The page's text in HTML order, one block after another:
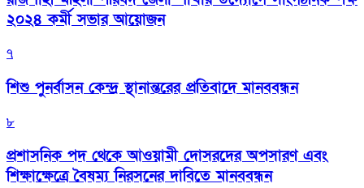
২০২৪ কর্মী সভার আয়োজন
৭
শিশু পুনর্বাসন কেন্দ্র স্থানান্তরের প্রতিবাদে মানববন্ধন
৮
প্রশাসনিক পদ থেকে আওয়ামী দোসরদের অপসারণ এবং
শিক্ষাক্ষেত্রে বৈষম্য নিরসনের দাবিতে মানববন্ধন